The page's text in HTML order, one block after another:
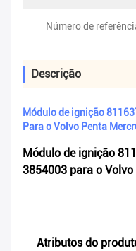
Número de
Descrição
Módulo de ignição
Para o Volvo Penta
Módulo de ignição
3854003 para o
Atributos do